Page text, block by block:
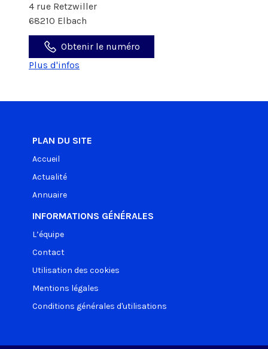
4 rue Retzwiller
68210 Elbach
Obtenir le numéro
Plus d'infos
PLAN DU SITE
Accueil
Actualité
Annuaire
INFORMATIONS GÉNÉRALES
L’équipe
Contact
Utilisation des cookies
Mentions légales
Conditions générales d'utilisations